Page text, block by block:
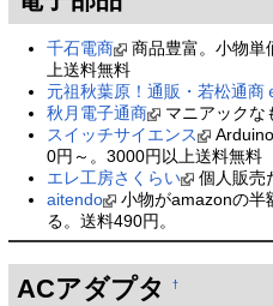
千石電商
商品豊富。小物単
上送料無料
元祖秋葉原！通販・若松通商
秋月電子通商
マニアックな
スイッチサイエンス
0円～。3000円以上送料無料
エレ工房さくらい
個人販売
aitendo
小物がamazonの半
る。送料490円。
ACアダプタ †